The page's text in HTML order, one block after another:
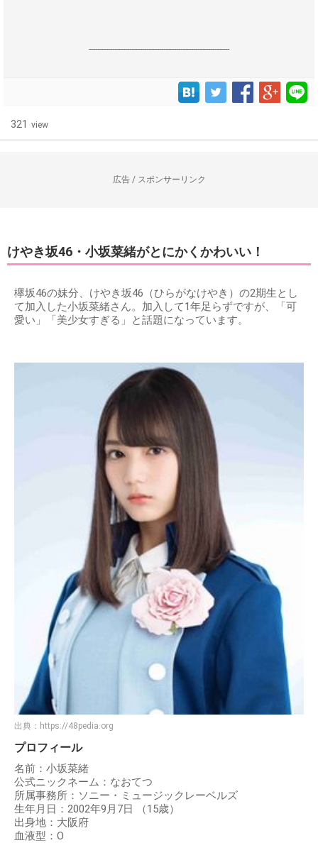
------------------------------------------------------------------
321 view
広告 / スポンサーリンク
けやき坂46・小坂菜緒がとにかくかわいい！
欅坂46の妹分、けやき坂46（ひらがなけやき）の2期生とし
て加入した小坂菜緒さん。加入して1年足らずですが、「可
愛い」「美少女すぎる」と話題になっています。
出典： https://48pedia.org
プロフィール
名前：小坂菜緒
公式ニックネーム：なおてつ
所属事務所：ソニー・ミュージックレーベルズ
生年月日：2002年9月7日 （15歳）
出身地：大阪府
血液型：O